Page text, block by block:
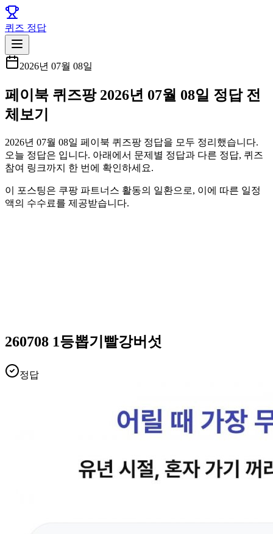
퀴즈 정답
2026년 07월 08일
페이북 퀴즈팡 2026년 07월 08일 정답 전
체보기
2026년 07월 08일 페이북 퀴즈팡 정답을 모두 정리했습니다.
오늘 정답은 입니다. 아래에서 문제별 정답과 다른 정답, 퀴즈
참여 링크까지 한 번에 확인하세요.
이 포스팅은 쿠팡 파트너스 활동의 일환으로, 이에 따른 일정
액의 수수료를 제공받습니다.
260708 1등뽑기빨강버섯
정답